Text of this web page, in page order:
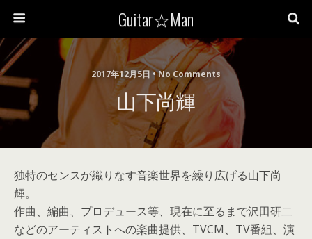
Guitar☆Man
2017年12月5日 • No Comments
山下尚輝
独特のセンスが織りなす音楽世界を繰り広げる山下尚
輝。
作曲、編曲、プロデュース等、現在に至るまで沢田研二
などのアーティストへの楽曲提供、TVCM、TV番組、演